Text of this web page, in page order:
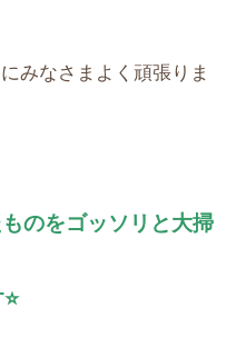
みなさまよく頑張りま
のをゴッソリと大掃